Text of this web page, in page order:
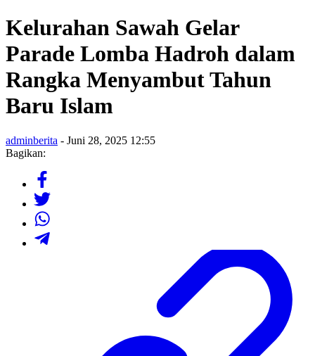
Kelurahan Sawah Gelar
Parade Lomba Hadroh dalam
Rangka Menyambut Tahun
Baru Islam
adminberita - Juni 28, 2025 12:55
Bagikan: